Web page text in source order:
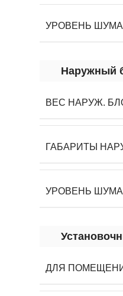
УРОВЕНЬ ШУМА
Наружный
ВЕС НАРУЖ.
ГАБАРИТЫ
УРОВЕНЬ
ДЛЯ